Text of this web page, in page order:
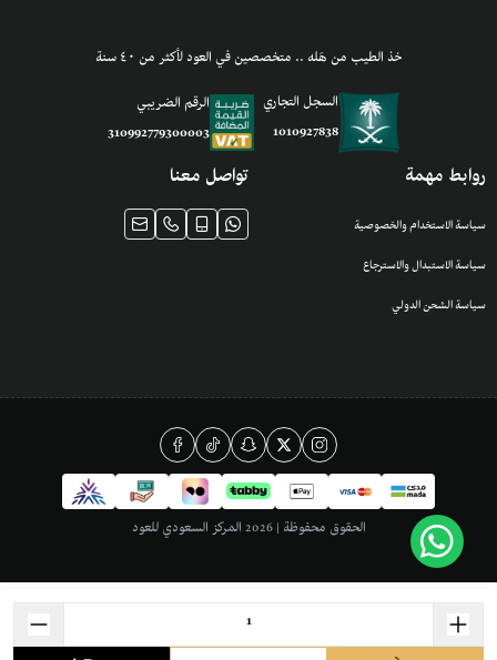
خذ الطيب من هَله .. متخصصين في العود لأكثر من ٤٠ سنة
السجل التجاري
1010927838
الرقم الضريبي
310992779300003
روابط مهمة
سياسة الاستخدام والخصوصية
سياسة الاستبدال والاسترجاع
سياسة الشحن الدولي
تواصل معنا
الحقوق محفوظة | 2026 المركز السعودي للعود